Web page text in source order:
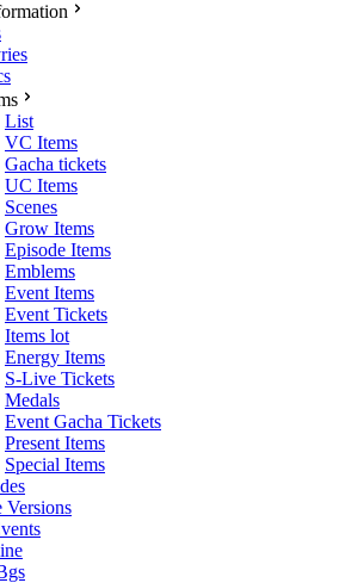
List
VC Items
Gacha tickets
UC Items
Scenes
Grow Items
Episode Items
Emblems
Event Items
Event Tickets
Items lot
Energy Items
S-Live Tickets
Medals
Event Gacha Tickets
Present Items
Special Items
Versions